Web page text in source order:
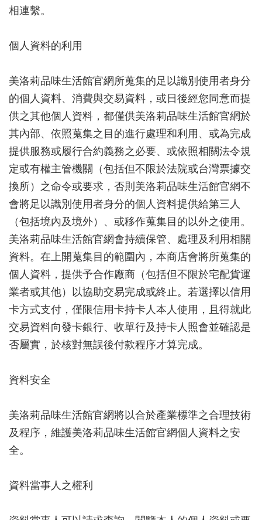
相連繫。
個人資料的利用
美洛莉品味生活館官網所蒐集的足以識別使用者身分
的個人資料、消費與交易資料，或日後經您同意而提
供之其他個人資料，都僅供美洛莉品味生活館官網於
其內部、依照蒐集之目的進行處理和利用、或為完成
提供服務或履行合約義務之必要、或依照相關法令規
定或有權主管機關（包括但不限於法院或台灣票據交
換所）之命令或要求，否則美洛莉品味生活館官網不
會將足以識別使用者身分的個人資料提供給第三人
（包括境內及境外）、或移作蒐集目的以外之使用。
美洛莉品味生活館官網會持續保管、處理及利用相關
資料。在上開蒐集目的範圍內，本商店會將所蒐集的
個人資料，提供予合作廠商（包括但不限於宅配貨運
業者或其他）以協助交易完成或終止。若選擇以信用
卡方式支付，僅限信用卡持卡人本人使用，且得就此
交易資料向發卡銀行、收單行及持卡人照會並確認是
否屬實，於核對無誤後付款程序才算完成。
資料安全
美洛莉品味生活館官網將以合於產業標準之合理技術
及程序，維護美洛莉品味生活館官網個人資料之安
全。
資料當事人之權利